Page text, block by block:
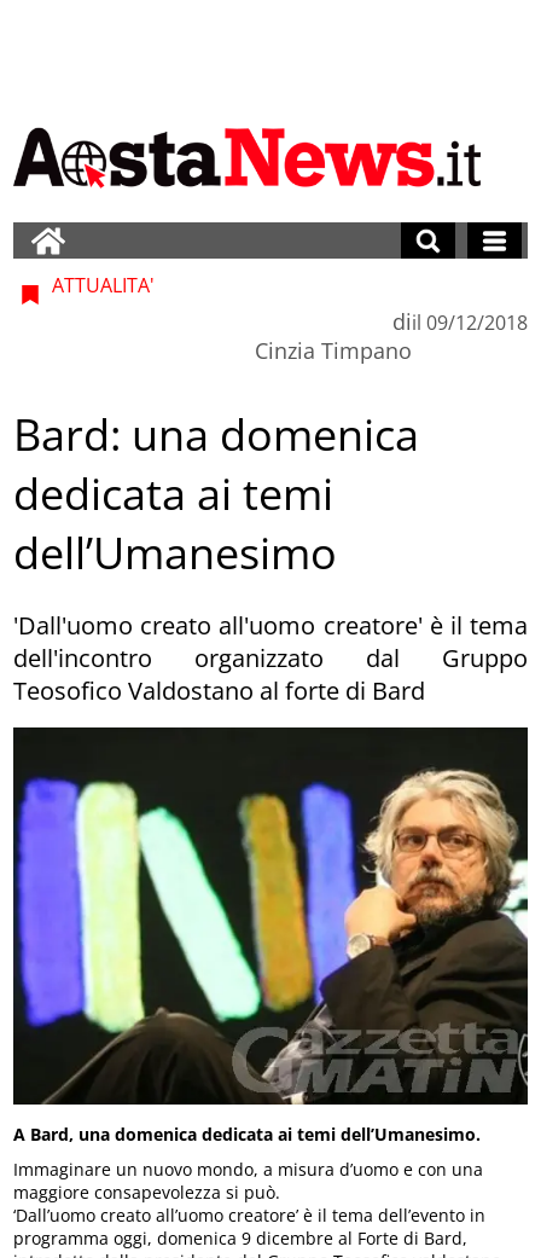
ATTUALITA'
di
Cinzia Timpano
il 09/12/2018
Bard: una domenica
dedicata ai temi
dell’Umanesimo
'Dall'uomo creato all'uomo creatore' è il tema
dell'incontro organizzato dal Gruppo
Teosofico Valdostano al forte di Bard
A Bard, una domenica dedicata ai temi dell’Umanesimo.
Immaginare un nuovo mondo, a misura d’uomo e con una
maggiore consapevolezza si può.
‘Dall’uomo creato all’uomo creatore’ è il tema dell’evento in
programma oggi, domenica 9 dicembre al Forte di Bard,